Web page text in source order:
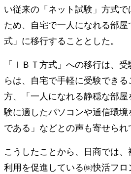
い従来の「ネット試験」方式
ため、自宅で一人になれる部
式」に移行することとした。
「ＩＢＴ方式」への移行は、
らは、自宅で手軽に受験でき
方、「一人になれる静穏な部
験に適したパソコンや通信環
である」などとの声も寄せられ
こうしたことから、日商では
利用を促進している㈱快活フ